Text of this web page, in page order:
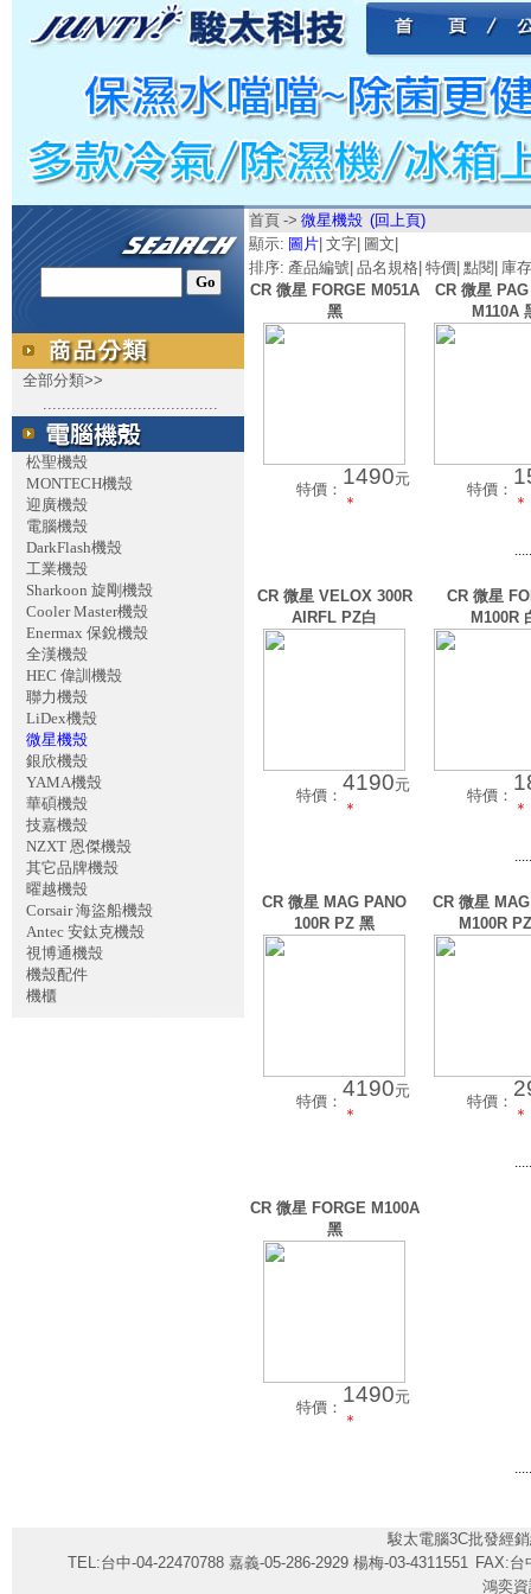
全部分類>>
.....................................
松聖機殼
MONTECH機殼
迎廣機殼
電腦機殼
DarkFlash機殼
工業機殼
Sharkoon 旋剛機殼
Cooler Master機殼
Enermax 保銳機殼
全漢機殼
HEC 偉訓機殼
聯力機殼
LiDex機殼
微星機殼
銀欣機殼
YAMA機殼
華碩機殼
技嘉機殼
NZXT 恩傑機殼
其它品牌機殼
曜越機殼
Corsair 海盜船機殼
Antec 安鈦克機殼
視博通機殼
機殼配件
機櫃
首頁 -> 微星機殼 (回上頁)
顯示: 圖片 文字 圖文
排序: 產品編號 品名規格 特價 點閱 庫
CR 微星 FORGE M051A
黑
特價：
1490元
＊
CR 微星
M110A
特價：
＊
CR 微星 VELOX 300R
AIRFL PZ白
特價：
4190元
＊
CR 微星
M100R
特價：
＊
CR 微星 MAG PANO
100R PZ 黑
特價：
4190元
＊
CR 微星
M100R
特價：
＊
CR 微星 FORGE M100A
黑
特價：
1490元
＊
駿太電腦3C批發經
TEL:台中-04-22470788 嘉義-05-286-2929 楊梅-03-4311551 FAX:台
鴻奕